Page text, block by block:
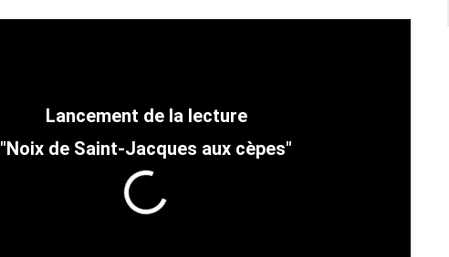
"Noix de Saint-Jacques aux cèpes"